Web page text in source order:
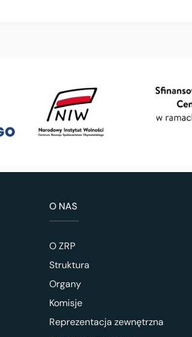
O NAS
O ZRP
Struktura
Organy
Komisje
Reprezentacja zewnętrzna